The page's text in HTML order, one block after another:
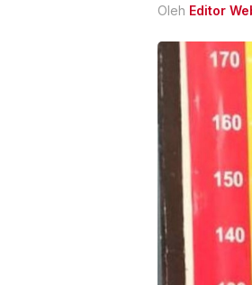
Oleh Editor